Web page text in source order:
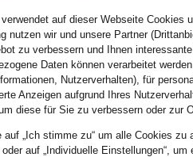
CHF
auf dieser Webseite Cookies
nutzen wir und unsere Partner
zu verbessern und Ihnen
Daten können verarbeitet
Nutzerverhalten), für
Anzeigen aufgrund Ihres
diese für Sie zu verbessern oder zur
auf „Ich stimme zu“ um alle Cookies
auf „Individuelle Einstellungen“,